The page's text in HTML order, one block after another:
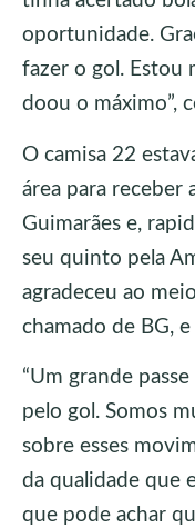
oportunidade.
fazer o gol. Estou
doou o máximo”,
O camisa 22
área para receber
Guimarães e,
seu quinto pela
agradeceu ao
chamado de BG,
“Um grande
pelo gol. Somos
sobre esses
da qualidade que
que pode achar